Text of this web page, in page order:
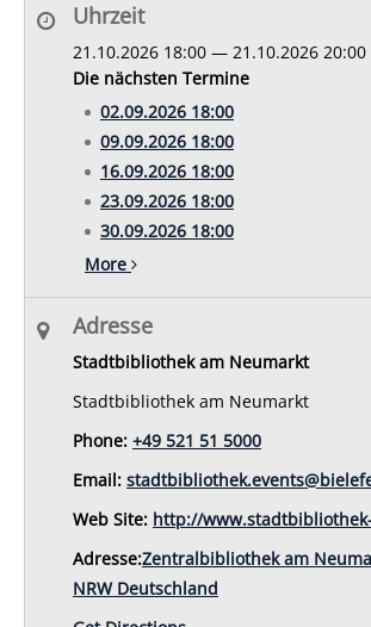
Uhrzeit
21.10.2026 18:00 — 21.10.2026 20:00
Die nächsten Termine
02.09.2026 18:00
09.09.2026 18:00
16.09.2026 18:00
23.09.2026 18:00
30.09.2026 18:00
More
Adresse
Stadtbibliothek am Neumarkt
Stadtbibliothek am Neumarkt
Phone: +49 521 51 5000
Email:
Web Site: http://
Adresse:Zentralbibliothek am
NRW Deutschland